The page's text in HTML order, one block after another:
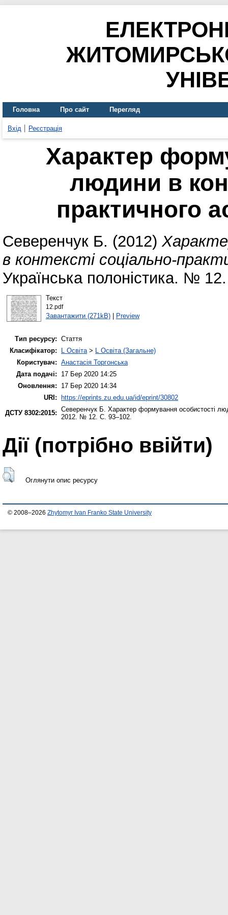
Головна Про сайт Перегляд
Вхід Реєстрація
Характер
людини в
практичного
Северенчук Б. (2012)
в контексті соціально-
Українська полоністика. №
Текст
12.pdf
Завантажити (271kB)| Preview
Тип ресурсу: Стаття
Класифікатор:
L Освіта> L Освіта (Загальне)
Користувач: Анастасія Торгонська
Дата подачі:
17 Бер 2020 14:25
Оновлення:
17 Бер 2020 14:34
URI:
https://eprints.zu.edu.ua/id/eprint/30802
ДСТУ 8302:2015: Северенчук Б. Характер формування особистості
2012. № 12. С. 93–102.
Дії ​​(потрібно ввійти)
Оглянути опис ресурсу
© 2008–2026 Zhytomyr Ivan Franko State University